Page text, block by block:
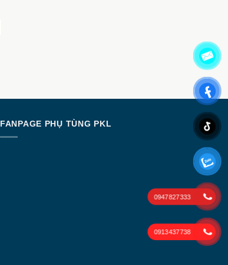
FANPAGE PHỤ TÙNG PKL
0947827333
0913437738